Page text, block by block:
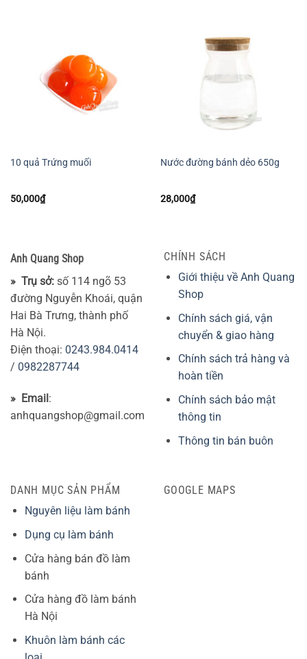
10 quả Trứng muối
50,000₫
Nước đường bánh dẻo 650g
28,000₫
Anh Quang Shop
» Trụ sở: số 114 ngõ 53
đường Nguyễn Khoái, quận
Hai Bà Trưng, thành phố
Hà Nội.
Điện thoại: 0243.984.0414
/ 0982287744
» Email:
anhquangshop@gmail.com
CHÍNH SÁCH
Giới thiệu về Anh Quang
Shop
Chính sách giá, vận
chuyển & giao hàng
Chính sách trả hàng và
hoàn tiền
Chính sách bảo mật
thông tin
Thông tin bán buôn
DANH MỤC SẢN PHẨM
Nguyên liệu làm bánh
Dụng cụ làm bánh
Cửa hàng bán đồ làm
bánh
Cửa hàng đồ làm bánh
Hà Nội
Khuôn làm bánh các
GOOGLE MAPS